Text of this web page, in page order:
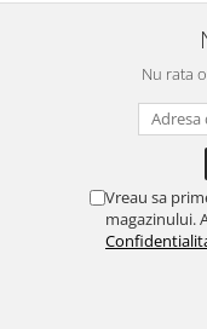
Nu rata
Vreau sa
magazinului.